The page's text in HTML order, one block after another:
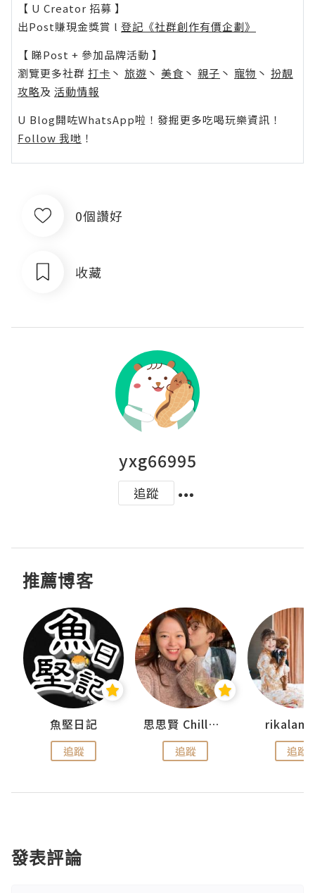
【 U Creator 招募 】
出Post賺現金獎賞 l 登記《社群創作有價企劃》
【 睇Post + 參加品牌活動 】
瀏覽更多社群 打卡 丶 旅遊 丶 美食 丶 親子 丶 寵物 丶 扮靚
攻略及 活動情報
U Blog開咗WhatsApp啦！發掘更多吃喝玩樂資訊！
Follow 我哋 ！
0個讚好
收藏
yxg66995
追蹤
推薦博客
魚堅日記
追蹤
思思賢 ChillMyBabe
追蹤 追蹤
發表評論